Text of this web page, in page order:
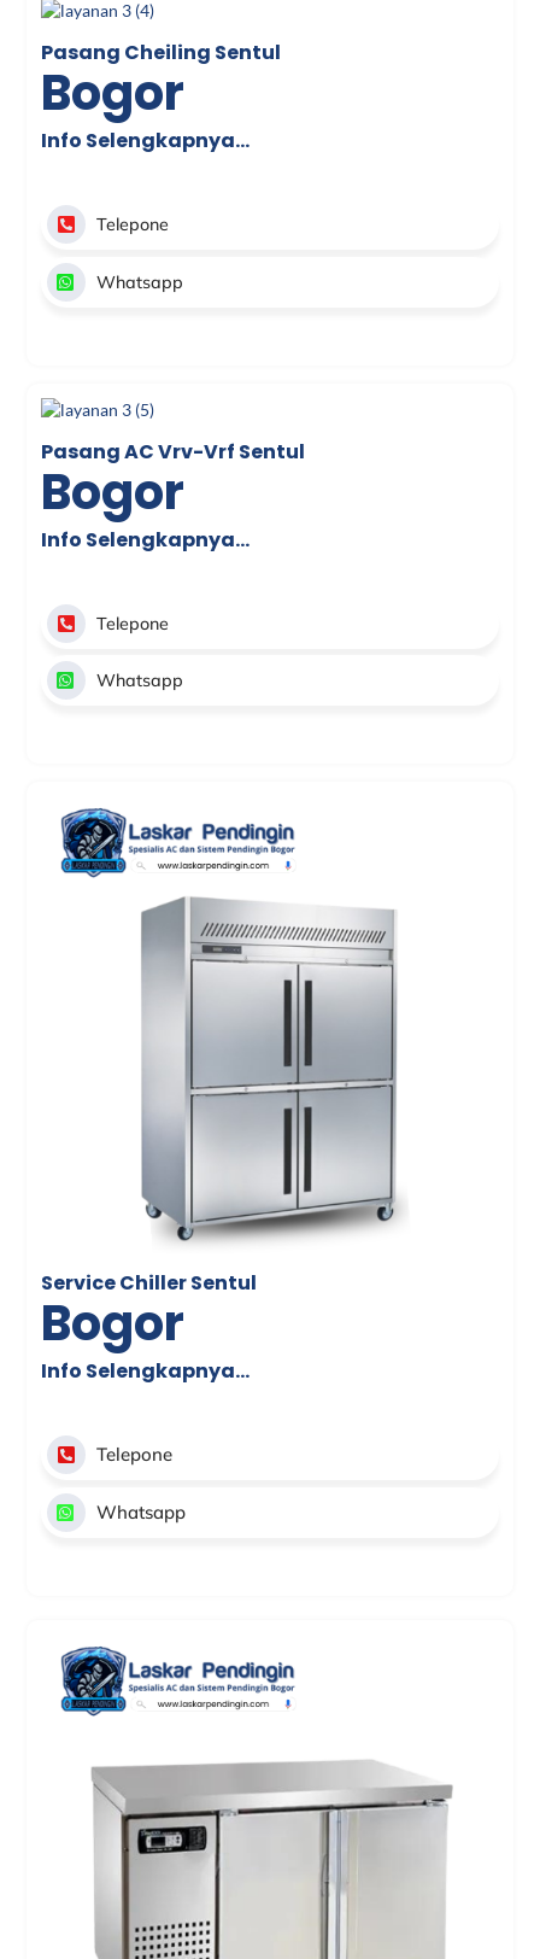
Pasang Cheiling Sentul
Bogor
Info Selengkapnya…
Telepone
Whatsapp
Pasang AC Vrv-Vrf Sentul
Bogor
Info Selengkapnya…
Telepone
Whatsapp
Service Chiller Sentul
Bogor
Info Selengkapnya…
Telepone
Whatsapp